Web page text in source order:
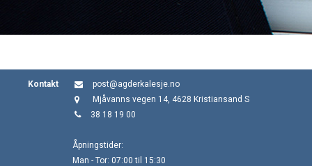
Kontakt
post@agderkalesje.no
Mjåvanns vegen 14, 4628 Kristiansand S
38 18 19 00
Åpningstider:
Man - Tor: 07:00 til 15:30